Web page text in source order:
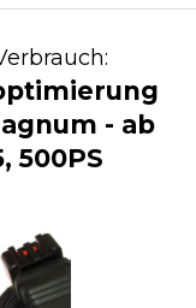
- ab
500PS